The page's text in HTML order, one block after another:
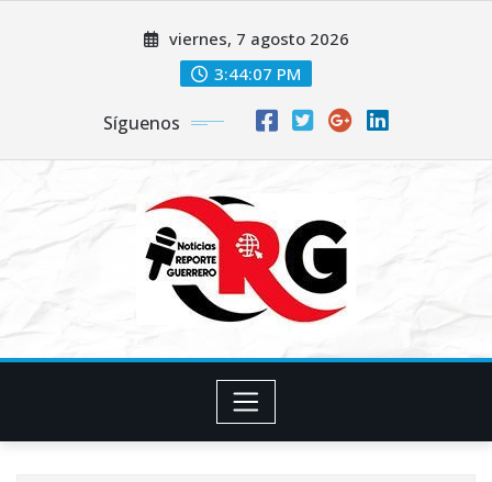
viernes, 7 agosto 2026
3:44:08 PM
Síguenos